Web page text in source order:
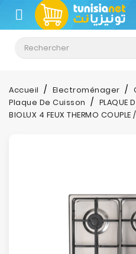
CATÉGORIE
Climatisation
Informatique
Téléphonie
Accueil Electroménager
Plaque De Cuisson
PLAQUE
BIOLUX 4 FEUX THERMO